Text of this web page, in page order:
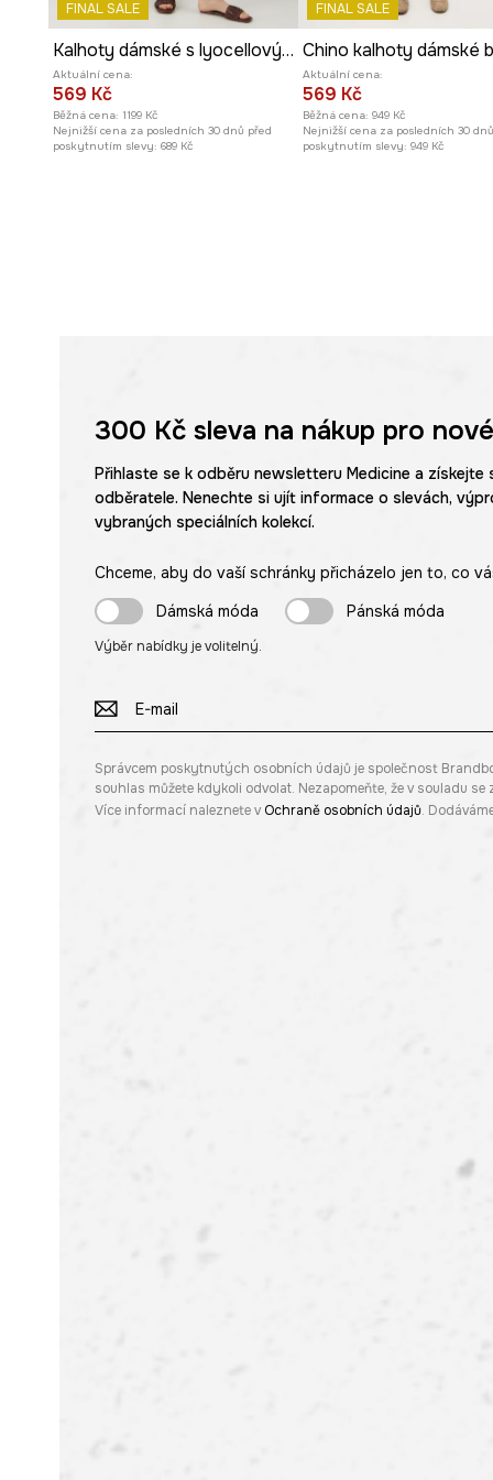
FINAL SALE
Kalhoty dámské s lyocellovým páskem béžová barva
Aktuální cena:
569 Kč
Běžná cena: 1199 Kč
Nejnižší cena za posledních 30 dnů před
poskytnutím slevy: 689 Kč
FINAL SALE
Aktuální cena:
569 Kč
Běžná cena: 949 Kč
Nejnižší cena za posledních 30
poskytnutím slevy: 949 Kč
300 Kčsleva na nákup pro
Přihlaste se k odběru newsletteru Medicine a získejte
odběratele. Nenechte si ujít informace o slevách,
vybraných speciálních kolekcí.
Chceme, aby do vaší schránky přicházelo jen to, co
Dámská móda
Pánská móda
Výběr nabídky je volitelný.
Správcem poskytnutých osobních údajů je společnost
souhlas můžete kdykoli odvolat. Nezapomeňte, že v souladu
Více informací naleznete v Ochraně osobních údajů.